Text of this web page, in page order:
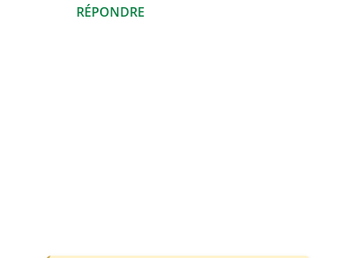
RÉPONDRE